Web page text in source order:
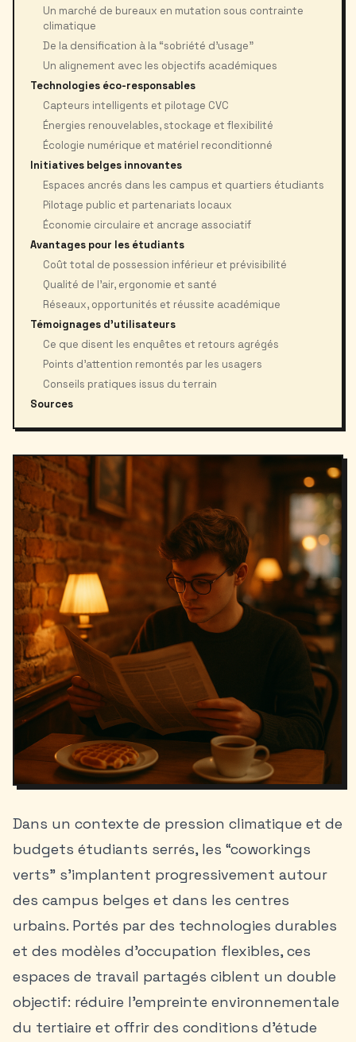
Un marché de bureaux en mutation sous contrainte
climatique
De la densification à la “sobriété d’usage”
Un alignement avec les objectifs académiques
Technologies éco-responsables
Capteurs intelligents et pilotage CVC
Énergies renouvelables, stockage et flexibilité
Écologie numérique et matériel reconditionné
Initiatives belges innovantes
Espaces ancrés dans les campus et quartiers étudiants
Pilotage public et partenariats locaux
Économie circulaire et ancrage associatif
Avantages pour les étudiants
Coût total de possession inférieur et prévisibilité
Qualité de l’air, ergonomie et santé
Réseaux, opportunités et réussite académique
Témoignages d’utilisateurs
Ce que disent les enquêtes et retours agrégés
Points d’attention remontés par les usagers
Conseils pratiques issus du terrain
Sources
Dans un contexte de pression climatique et de
budgets étudiants serrés, les “coworkings
verts” s’implantent progressivement autour
des campus belges et dans les centres
urbains. Portés par des technologies durables
et des modèles d’occupation flexibles, ces
espaces de travail partagés ciblent un double
objectif: réduire l’empreinte environnementale
du tertiaire et offrir des conditions d’étude